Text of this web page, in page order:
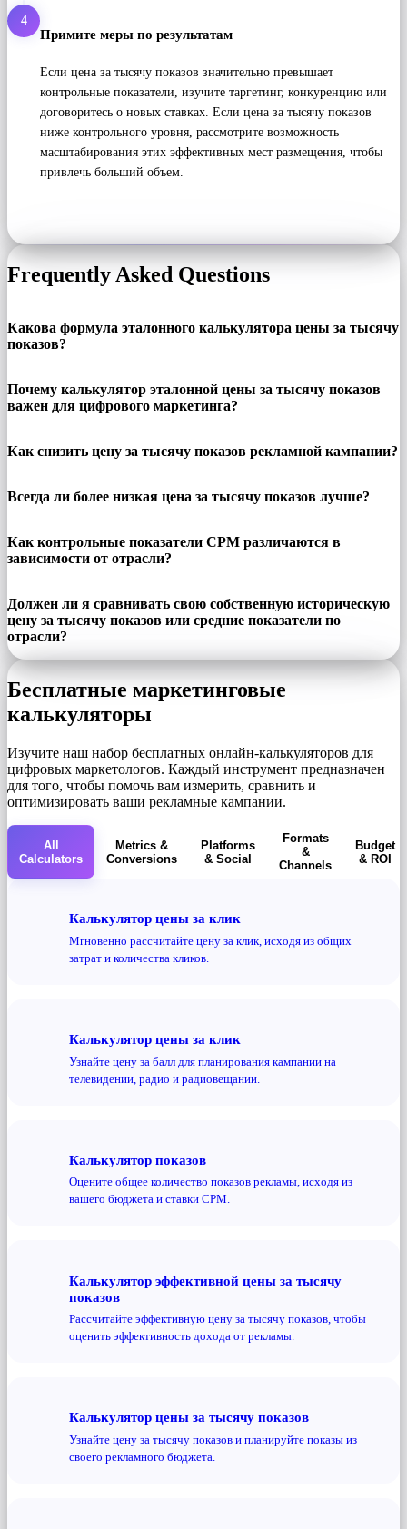
4
Примите меры по результатам
Если цена за тысячу показов значительно превышает
контрольные показатели, изучите таргетинг, конкуренцию или
договоритесь о новых ставках. Если цена за тысячу показов
ниже контрольного уровня, рассмотрите возможность
масштабирования этих эффективных мест размещения, чтобы
привлечь больший объем.
Frequently Asked Questions
Какова формула эталонного калькулятора цены за тысячу
показов?
Почему калькулятор эталонной цены за тысячу показов
важен для цифрового маркетинга?
Как снизить цену за тысячу показов рекламной кампании?
Всегда ли более низкая цена за тысячу показов лучше?
Как контрольные показатели CPM различаются в
зависимости от отрасли?
Должен ли я сравнивать свою собственную историческую
цену за тысячу показов или средние показатели по
отрасли?
Бесплатные маркетинговые
калькуляторы
Изучите наш набор бесплатных онлайн-калькуляторов для
цифровых маркетологов. Каждый инструмент предназначен
для того, чтобы помочь вам измерить, сравнить и
оптимизировать ваши рекламные кампании.
All
Calculators
Metrics &
Conversions
Platforms
& Social
Formats
&
Channels
Budget
& ROI
Калькулятор цены за клик
Мгновенно рассчитайте цену за клик, исходя из общих
затрат и количества кликов.
Калькулятор цены за клик
Узнайте цену за балл для планирования кампании на
телевидении, радио и радиовещании.
Калькулятор показов
Оцените общее количество показов рекламы, исходя из
вашего бюджета и ставки CPM.
Калькулятор эффективной цены за тысячу
показов
Рассчитайте эффективную цену за тысячу показов, чтобы
оценить эффективность дохода от рекламы.
Калькулятор цены за тысячу показов
Узнайте цену за тысячу показов и планируйте показы из
своего рекламного бюджета.